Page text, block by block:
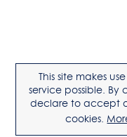
This site makes
service possible. By
declare to accept
cookies.